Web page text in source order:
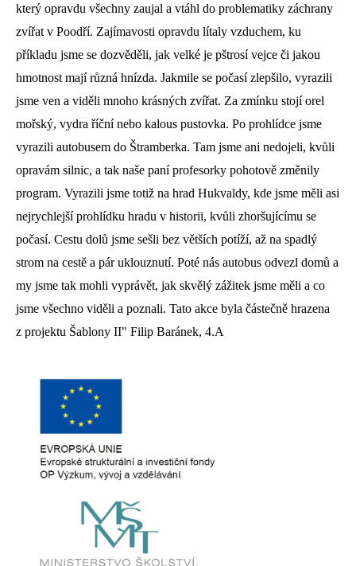
který opravdu všechny zaujal a vtáhl do problematiky záchrany
zvířat v Poodří. Zajímavosti opravdu lítaly vzduchem, ku
příkladu jsme se dozvěděli, jak velké je pštrosí vejce či jakou
hmotnost mají různá hnízda. Jakmile se počasí zlepšilo, vyrazili
jsme ven a viděli mnoho krásných zvířat. Za zmínku stojí orel
mořský, vydra říční nebo kalous pustovka. Po prohlídce jsme
vyrazili autobusem do Štramberka. Tam jsme ani nedojeli, kvůli
opravám silnic, a tak naše paní profesorky pohotově změnily
program. Vyrazili jsme totiž na hrad Hukvaldy, kde jsme měli asi
nejrychlejší prohlídku hradu v historii, kvůli zhoršujícímu se
počasí. Cestu dolů jsme sešli bez větších potíží, až na spadlý
strom na cestě a pár uklouznutí. Poté nás autobus odvezl domů a
my jsme tak mohli vyprávět, jak skvělý zážitek jsme měli a co
jsme všechno viděli a poznali. Tato akce byla částečně hrazena
z projektu Šablony II" Filip Baránek, 4.A